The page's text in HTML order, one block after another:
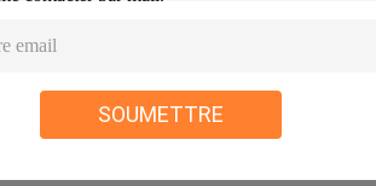
SOUMETTRE
de recherche sur l'or et les métaux